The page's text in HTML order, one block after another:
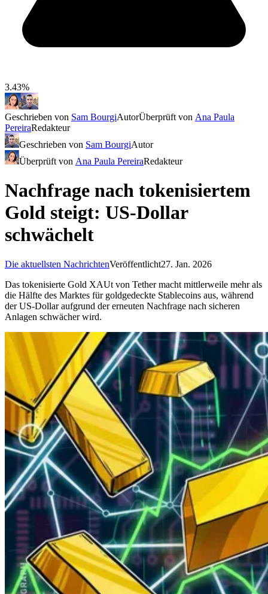
3.43%
Geschrieben von Sam BourgiAutorÜberprüft von Ana Paula
PereiraRedakteur
Geschrieben von Sam BourgiAutor
Überprüft von Ana Paula PereiraRedakteur
Nachfrage nach tokenisiertem
Gold steigt: US-Dollar
schwächelt
Die aktuellsten NachrichtenVeröffentlicht27. Jan. 2026
Das tokenisierte Gold XAUt von Tether macht mittlerweile mehr als
die Hälfte des Marktes für goldgedeckte Stablecoins aus, während
der US-Dollar aufgrund der erneuten Nachfrage nach sicheren
Anlagen schwächer wird.